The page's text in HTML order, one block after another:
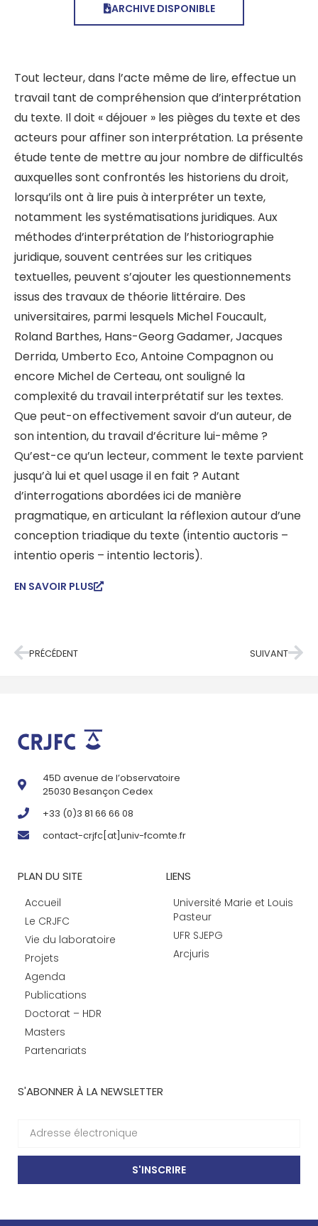
ARCHIVE DISPONIBLE
Tout lecteur, dans l’acte même de lire, effectue un
travail tant de compréhension que d’interprétation
du texte. Il doit « déjouer » les pièges du texte et des
acteurs pour affiner son interprétation. La présente
étude tente de mettre au jour nombre de difficultés
auxquelles sont confrontés les historiens du droit,
lorsqu’ils ont à lire puis à interpréter un texte,
notamment les systématisations juridiques. Aux
méthodes d’interprétation de l’historiographie
juridique, souvent centrées sur les critiques
textuelles, peuvent s’ajouter les questionnements
issus des travaux de théorie littéraire. Des
universitaires, parmi lesquels Michel Foucault,
Roland Barthes, Hans-Georg Gadamer, Jacques
Derrida, Umberto Eco, Antoine Compagnon ou
encore Michel de Certeau, ont souligné la
complexité du travail interprétatif sur les textes.
Que peut-on effectivement savoir d’un auteur, de
son intention, du travail d’écriture lui-même ?
Qu’est-ce qu’un lecteur, comment le texte parvient
jusqu’à lui et quel usage il en fait ? Autant
d’interrogations abordées ici de manière
pragmatique, en articulant la réflexion autour d’une
conception triadique du texte (intentio auctoris –
intentio operis – intentio lectoris).
EN SAVOIR PLUS
PRÉCÉDENT SUIVANT
45D avenue de l’observatoire
25030 Besançon Cedex
+33 (0)3 81 66 66 08
contact-crjfc[at]univ-fcomte.fr
PLAN DU SITE
Accueil
Le CRJFC
Vie du laboratoire
Projets
Agenda
Publications
Doctorat – HDR
Masters
Partenariats
LIENS
Université Marie et Louis
Pasteur
UFR SJEPG
Arcjuris
S'ABONNER À LA NEWSLETTER
S'INSCRIRE